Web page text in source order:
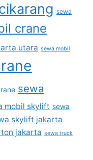
sewa
crane
utara sewa mobil
sewa
mobil skylift sewa
skylift jakarta
jakarta sewa truck